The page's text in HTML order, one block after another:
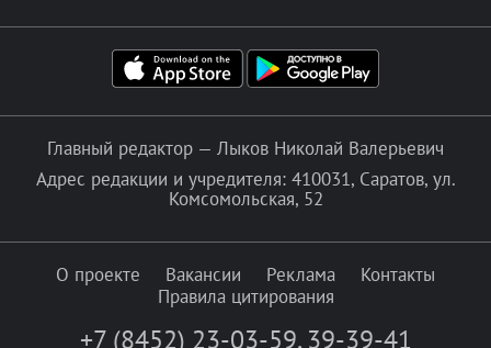
Главный редактор — Лыков Николай Валерьевич
Адрес редакции и учредителя: 410031, Саратов, ул.
Комсомольская, 52
О проекте Вакансии Реклама
Контакты
Правила цитирования
+7 (8452) 23-03-59, 39-39-41